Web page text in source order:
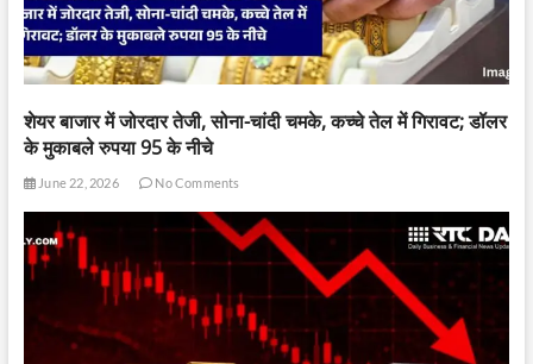
शेयर बाजार में जोरदार तेजी, सोना-चांदी चमके, कच्चे तेल में गिरावट; डॉलर
के मुकाबले रुपया 95 के नीचे
June 22, 2026 No Comments